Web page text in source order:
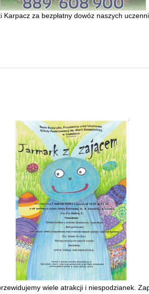
za bezpłatny dowóz naszych
wiele atrakcji i niespodzianek.